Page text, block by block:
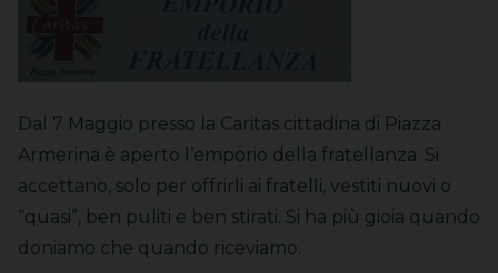
Dal 7 Maggio presso la Caritas cittadina di Piazza
Armerina è aperto l’emporio della fratellanza. Si
accettano, solo per offrirli ai fratelli, vestiti nuovi o
“quasi”, ben puliti e ben stirati. Si ha più gioia quando
doniamo che quando riceviamo.